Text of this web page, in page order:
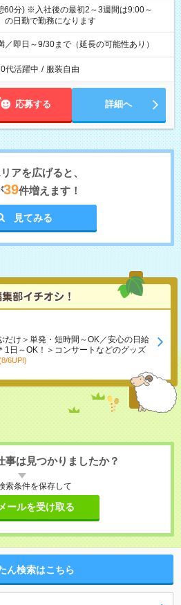
60分) ※入社後の最初2～3週間は9:00～
の日勤で勤務になります
／即日～9/30まで（延長の可能性あり）
代活躍中 / 服装自由
応募する 詳細へ
アを広げると、
39件増えます！
見てみる
だけ＞単発・短時間～OK／安心の日給
1日～OK！＞コンサートなどのグッズ
6UP!)
事は見つかりましたか？
索条件を保存して
ールを受け取る
ん検索はこちら